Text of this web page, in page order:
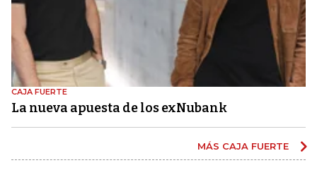
CAJA FUERTE
La nueva apuesta de los exNubank
MÁS CAJA FUERTE